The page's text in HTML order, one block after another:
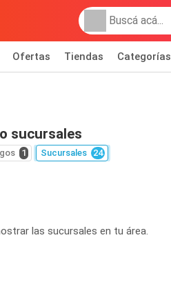
Ofertas Tiendas Categorías
sucursales
1 Sucursales 24
las sucursales en tu área.